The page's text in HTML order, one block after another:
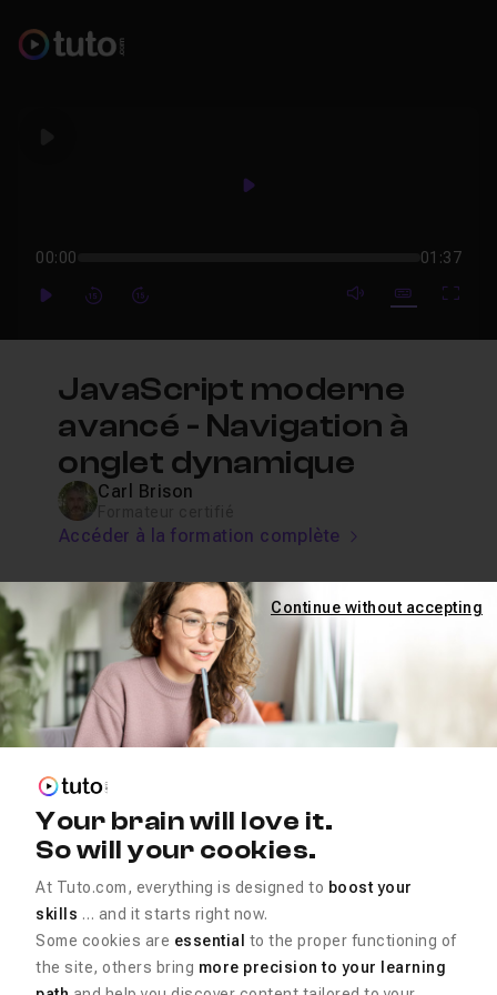
Play
00:00 01:37
ForwardForward mute video
Subtitles
JavaScript moderne
avancé - Navigation à
onglet dynamique
Carl Brison
Accéder à la formation complète